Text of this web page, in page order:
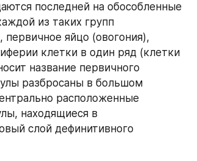
последней на обособленные
из таких групп
первичное яйцо (овогония),
клетки в один ряд (клетки
название первичного
разбросаны в большом
расположенные
находящиеся в
слой дефинитивного